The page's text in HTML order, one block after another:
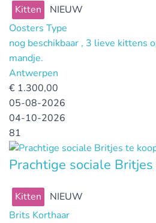
Kitten
NIEUW
Oosters Type
nog beschikbaar , 3 lieve kittens
mandje.
Antwerpen
€ 1.300,00
05-08-2026
04-10-2026
81
Prachtige sociale
Kitten
NIEUW
Brits Korthaar